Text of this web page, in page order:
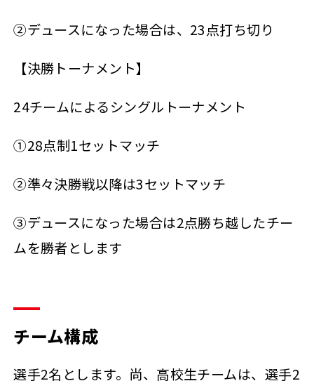
②デュースになった場合は、23点打ち切り
【決勝トーナメント】
24チームによるシングルトーナメント
①28点制1セットマッチ
②準々決勝戦以降は3セットマッチ
③デュースになった場合は2点勝ち越したチー
ムを勝者とします
チーム構成
選手2名とします。尚、高校生チームは、選手2